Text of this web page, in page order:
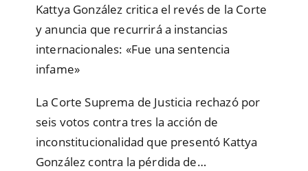
Kattya González critica el revés de la Corte
y anuncia que recurrirá a instancias
internacionales: «Fue una sentencia
infame»
La Corte Suprema de Justicia rechazó por
seis votos contra tres la acción de
inconstitucionalidad que presentó Kattya
González contra la pérdida de…